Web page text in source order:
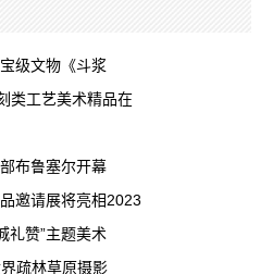
级文物《斗浆
类工艺美术精品在
布鲁塞尔开幕
邀请展将亮相2023
礼赞”主题美术
疏林草原摄影